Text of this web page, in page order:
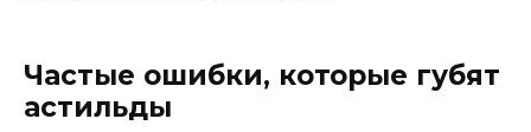
Частые ошибки, которые губят
астильды